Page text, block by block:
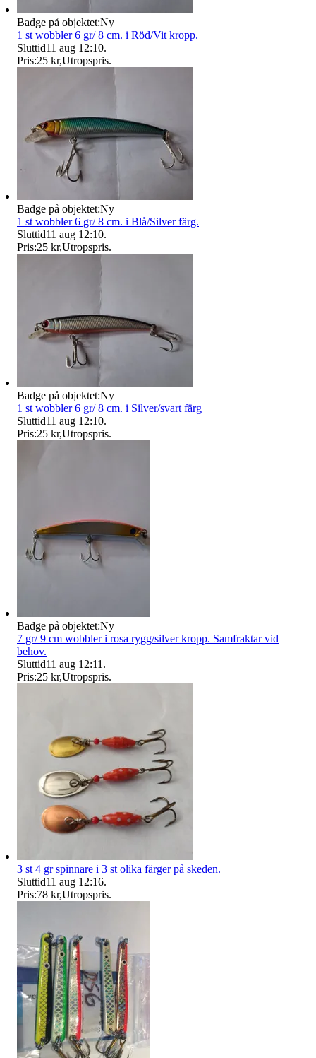
Badge på objektet:Ny
1 st wobbler 6 gr/ 8 cm. i Röd/Vit kropp.
Sluttid11 aug 12:10.
Pris:25 kr,Utropspris.
Badge på objektet:Ny
1 st wobbler 6 gr/ 8 cm. i Blå/Silver färg.
Sluttid11 aug 12:10.
Pris:25 kr,Utropspris.
Badge på objektet:Ny
1 st wobbler 6 gr/ 8 cm. i Silver/svart färg
Sluttid11 aug 12:10.
Pris:25 kr,Utropspris.
Badge på objektet:Ny
7 gr/ 9 cm wobbler i rosa rygg/silver kropp. Samfraktar vid
behov.
Sluttid11 aug 12:11 .
Pris:25 kr,Utropspris.
3 st 4 gr spinnare i 3 st olika färger på skeden.
Sluttid11 aug 12:16.
Pris:78 kr,Utropspris.